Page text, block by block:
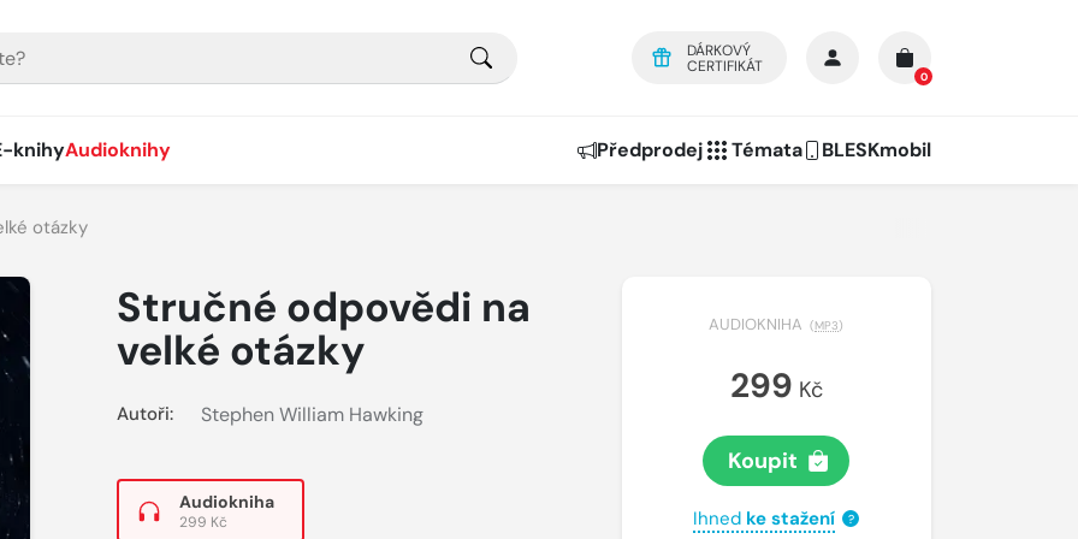
DÁRKOVÝ
CERTIFIKÁT
0
knihyAudioknihy Předprodej Témata BLESKmobil
otázky
Stručné odpovědi na
velké otázky
Autoři: Stephen William Hawking
Audiokniha
299 Kč
AUDIOKNIHA (MP3)
299 Kč
Koupit
Ihned ke stažení ?